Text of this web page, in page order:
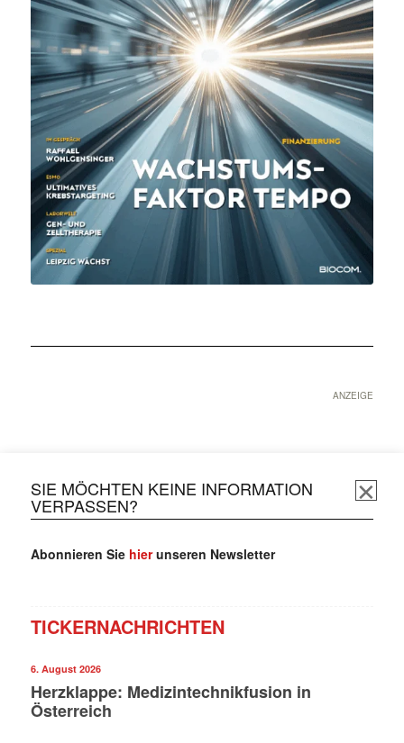
ANZEIGE
SIE MÖCHTEN KEINE INFORMATION
VERPASSEN?
Abonnieren Sie hierunseren Newsletter
TICKERNACHRICHTEN
6. August 2026
Herzklappe: Medizintechnikfusion in
Österreich